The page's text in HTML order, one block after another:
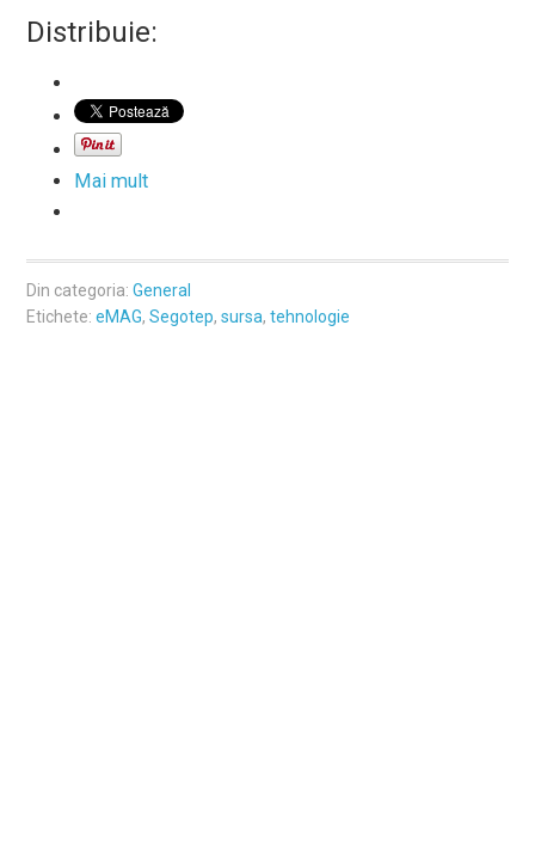
Distribuie:
Mai mult
Din categoria:General
Etichete:eMAG,Segotep,sursa,tehnologie